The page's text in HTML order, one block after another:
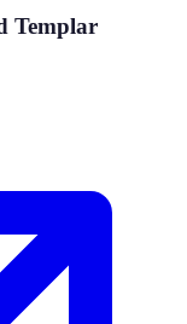
Templar